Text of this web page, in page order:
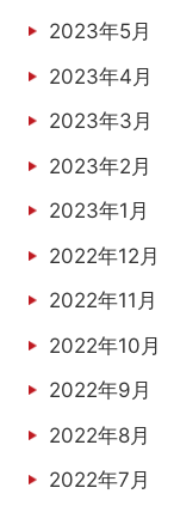
2023年5月
2023年4月
2023年3月
2023年2月
2023年1月
2022年12月
2022年11月
2022年10月
2022年9月
2022年8月
2022年7月